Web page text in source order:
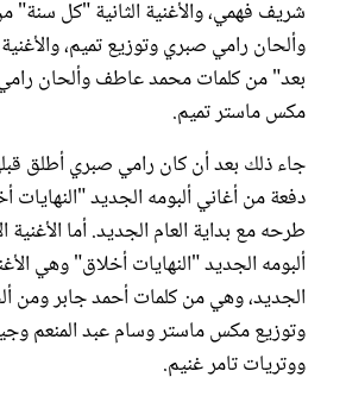
شريف فهمي، والأغنية الثانية "كل
وألحان رامي صبري وتوزيع تميم،
بعد" من كلمات محمد عاطف وألحان
مكس ماستر تميم.
دفعة من أغاني ألبومه الجديد "النهايات
طرحه مع بداية العام الجديد. أما الأغنية
ألبومه الجديد "النهايات أخلاق" وهي
الجديد، وهي من كلمات أحمد جابر ومن
وتوزيع مكس ماستر وسام عبد المنعم
ووتريات تامر غنيم.